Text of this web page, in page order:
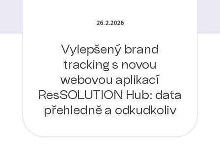
26.2.2026
Vylepšený brand
tracking s novou
webovou aplikací
ResSOLUTION Hub: data
přehledně a odkudkoliv